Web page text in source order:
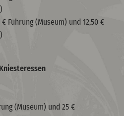
Führung (Museum) und 12,50 €
(Museum) und 25 €